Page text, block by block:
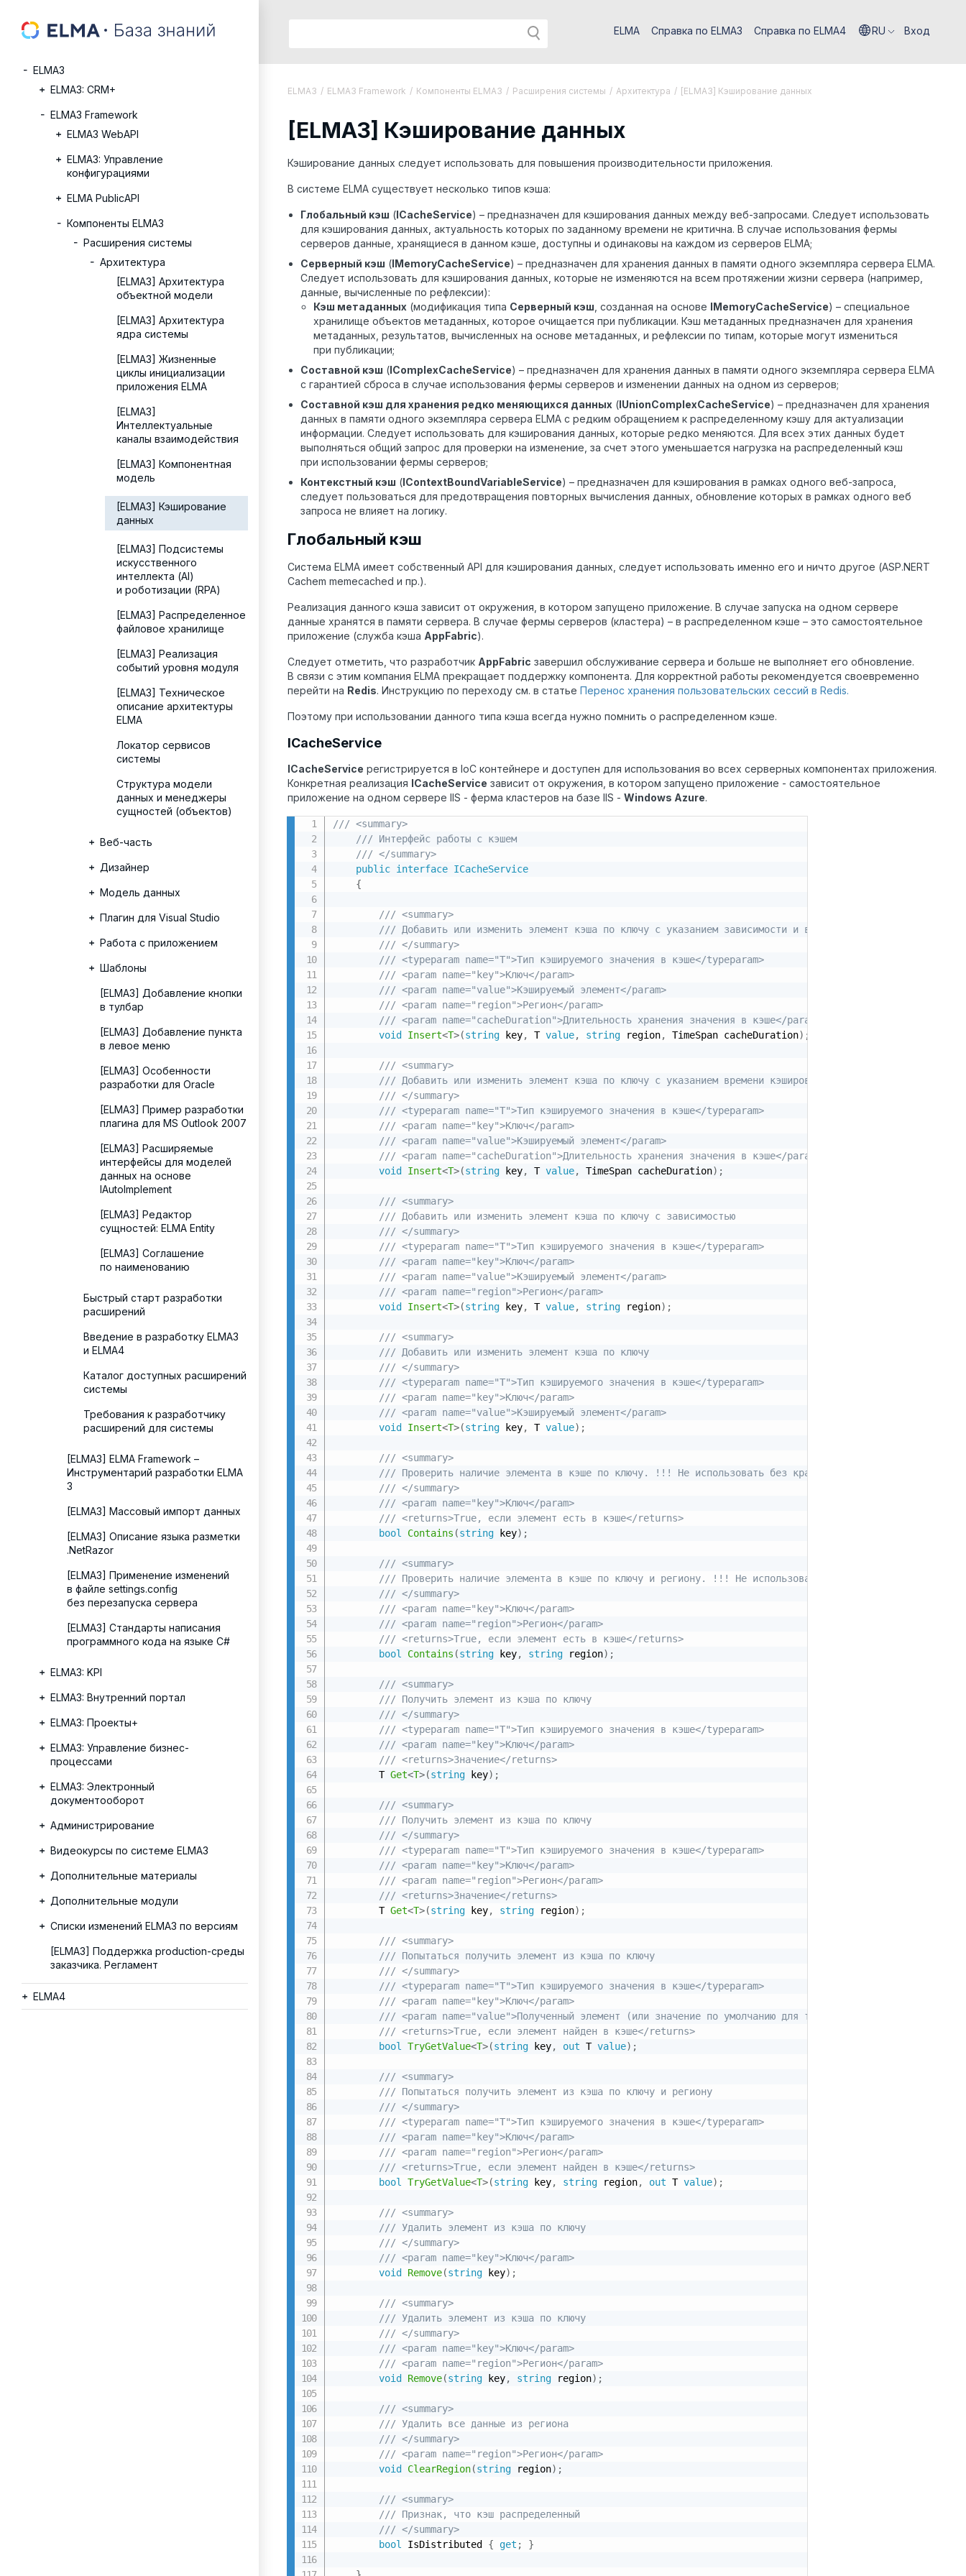
ELMA3
ELMA3: CRM+
ELMA3 Framework
ELMA3 WebAPI
ELMA3: Управление
конфигурациями
ELMA PublicAPI
Компоненты ELMA3
Расширения системы
Архитектура
[ELMA3] Архитектура
объектной модели
[ELMA3] Архитектура
ядра системы
[ELMA3] Жизненные
циклы инициализации
приложения ELMA
[ELMA3]
Интеллектуальные
каналы взаимодействия
[ELMA3] Компонентная
модель
[ELMA3] Кэширование
данных
[ELMA3] Подсистемы
искусственного
интеллекта (AI)
и роботизации (RPA)
[ELMA3] Распределенное
файловое хранилище
[ELMA3] Реализация
событий уровня модуля
[ELMA3] Техническое
описание архитектуры
ELMA
Локатор сервисов
системы
Структура модели
данных и менеджеры
сущностей (объектов)
Веб-часть
Дизайнер
Модель данных
Плагин для Visual Studio
Работа с приложением
Шаблоны
[ELMA3] Добавление кнопки
в тулбар
[ELMA3] Добавление пункта
в левое меню
[ELMA3] Особенности
разработки для Oracle
[ELMA3] Пример разработки
плагина для MS Outlook 2007
[ELMA3] Расширяемые
интерфейсы для моделей
данных на основе
IAutoImplement
[ELMA3] Редактор
сущностей: ELMA Entity
[ELMA3] Соглашение
по наименованию
Быстрый старт разработки
расширений
Введение в разработку ELMA3
и ELMA4
Каталог доступных расширений
системы
Требования к разработчику
расширений для системы
[ELMA3] ELMA Framework –
Инструментарий разработки ELMA
3
[ELMA3] Массовый импорт данных
[ELMA3] Описание языка разметки
.NetRazor
[ELMA3] Применение изменений
в файле settings.config
без перезапуска сервера
[ELMA3] Стандарты написания
программного кода на языке C#
ELMA3: KPI
ELMA3: Внутренний портал
ELMA3: Проекты+
ELMA3: Управление бизнес-
процессами
ELMA3: Электронный
документооборот
Администрирование
Видеокурсы по системе ELMA3
Дополнительные материалы
Дополнительные модули
Списки изменений ELMA3 по версиям
[ELMA3] Поддержка production-среды
заказчика. Регламент
ELMA4
ELMA Справка по ELMA3 Справка по ELMA4 RU Вход
ELMA3 / ELMA3 Framework / Компоненты ELMA3 / Расширения системы / Архитектура / [ELMA3] Кэширование данных
[ELMA3] Кэширование данных
Кэширование данных следует использовать для повышения производительности приложения.
В системе ELMA существует несколько типов кэша:
Глобальный кэш (ICacheService) – предназначен для кэширования данных между веб-запросами. Следует использовать
для кэширования данных, актуальность которых по заданному времени не критична. В случае использования фермы
серверов данные, хранящиеся в данном кэше, доступны и одинаковы на каждом из серверов ELMA;
Серверный кэш (IMemoryCacheService) – предназначен для хранения данных в памяти одного экземпляра сервера ELMA.
Следует использовать для кэширования данных, которые не изменяются на всем протяжении жизни сервера (например,
данные, вычисленные по рефлексии):
Кэш метаданных (модификация типа Серверный кэш , созданная на основе IMemoryCacheService) – специальное
хранилище объектов метаданных, которое очищается при публикации. Кэш метаданных предназначен для хранения
метаданных, результатов, вычисленных на основе метаданных, и рефлексии по типам, которые могут измениться
при публикации;
Составной кэш (IComplexCacheService) – предназначен для хранения данных в памяти одного экземпляра сервера ELMA
с гарантией сброса в случае использования фермы серверов и изменении данных на одном из серверов;
Составной кэш для хранения редко меняющихся данных (IUnionComplexCacheService) – предназначен для хранения
данных в памяти одного экземпляра сервера ELMA с редким обращением к распределенному кэшу для актуализации
информации. Следует использовать для кэширования данных, которые редко меняются. Для всех этих данных будет
выполняться общий запрос для проверки на изменение, за счет этого уменьшается нагрузка на распределенный кэш
при использовании фермы серверов;
Контекстный кэш (IContextBoundVariableService) – предназначен для кэширования в рамках одного веб-запроса,
следует пользоваться для предотвращения повторных вычисления данных, обновление которых в рамках одного веб
запроса не влияет на логику.
Глобальный кэш
Система ELMA имеет собственный API для кэширования данных, следует использовать именно его и ничто другое (ASP.NERT
Cachem memecached и пр.).
Реализация данного кэша зависит от окружения, в котором запущено приложение. В случае запуска на одном сервере
данные хранятся в памяти сервера. В случае фермы серверов (кластера) – в распределенном кэше – это самостоятельное
приложение (служба кэша AppFabric).
Следует отметить, что разработчик AppFabric завершил обслуживание сервера и больше не выполняет его обновление.
В связи с этим компания ELMA прекращает поддержку компонента. Для корректной работы рекомендуется своевременно
перейти на Redis. Инструкцию по переходу см. в статье Перенос хранения пользовательских сессий в Redis.
Поэтому при использовании данного типа кэша всегда нужно помнить о распределенном кэше.
ICacheService
ICacheService регистрируется в IoC контейнере и доступен для использования во всех серверных компонентах приложения.
Конкретная реализация ICacheService зависит от окружения, в котором запущено приложение - самостоятельное
приложение на одном сервере IIS - ферма кластеров на базе IIS - Windows Azure.
/// <summary>
/// Интерфейс работы с кэшем
/// </summary>
public interface ICacheService
{
/// <summary>
/// Добавить или изменить элемент кэша по ключу с указанием зависимости и времени кэширования
/// </summary>
/// <typeparam name="T">Тип кэшируемого значения в кэше</typeparam>
/// <param name="key">Ключ</param>
/// <param name="value">Кэшируемый элемент</param>
/// <param name="region">Регион</param>
/// <param name="cacheDuration">Длительность хранения значения в кэше</param>
void
Insert<T>(string key, T value, string region, TimeSpan cacheDuration) ;
/// <summary>
/// Добавить или изменить элемент кэша по ключу с указанием времени кэширования
/// </summary>
/// <typeparam name="T">Тип кэшируемого значения в кэше</typeparam>
/// <param name="key">Ключ</param>
/// <param name="value">Кэшируемый элемент</param>
/// <param name="cacheDuration">Длительность хранения значения в кэше</param>
void
Insert<T>(string key, T value, TimeSpan cacheDuration) ;
/// <summary>
/// Добавить или изменить элемент кэша по ключу c зависимостью
/// </summary>
/// <typeparam name="T">Тип кэшируемого значения в кэше</typeparam>
/// <param name="key">Ключ</param>
/// <param name="value">Кэшируемый элемент</param>
/// <param name="region">Регион</param>
void
Insert<T>(string key, T value, string region) ;
/// <summary>
/// Добавить или изменить элемент кэша по ключу
/// </summary>
/// <typeparam name="T">Тип кэшируемого значения в кэше</typeparam>
/// <param name="key">Ключ</param>
/// <param name="value">Кэшируемый элемент</param>
void
Insert<T>(string key, T value) ;
/// <summary>
/// Проверить наличие элемента в кэше по ключу. !!! Не использовать без крайней необходимости
/// </summary>
/// <param name="key">Ключ</param>
/// <returns>True, если элемент есть в кэше</returns>
bool
Contains (string key) ;
/// <summary>
/// Проверить наличие элемента в кэше по ключу и региону. !!! Не использовать без крайней
/// </summary>
/// <param name="key">Ключ</param>
/// <param name="region">Регион</param>
/// <returns>True, если элемент есть в кэше</returns>
bool
Contains (string key, string region) ;
/// <summary>
/// Получить элемент из кэша по ключу
/// </summary>
/// <typeparam name="T">Тип кэшируемого значения в кэше</typeparam>
/// <param name="key">Ключ</param>
/// <returns>Значение</returns>
        T
Get<T>(string key) ;
/// <summary>
/// Получить элемент из кэша по ключу
/// </summary>
/// <typeparam name="T">Тип кэшируемого значения в кэше</typeparam>
/// <param name="key">Ключ</param>
/// <param name="region">Регион</param>
/// <returns>Значение</returns>
        T
Get<T>(string key, string region) ;
/// <summary>
/// Попытаться получить элемент из кэша по ключу
/// </summary>
/// <typeparam name="T">Тип кэшируемого значения в кэше</typeparam>
/// <param name="key">Ключ</param>
/// <param name="value">Полученный элемент (или значение по умолчанию для типа <typeparamref
/// <returns>True, если элемент найден в кэше</returns>
bool TryGetValue<T>(string key, out T value) ;
/// <summary>
/// Попытаться получить элемент из кэша по ключу и региону
/// </summary>
/// <typeparam name="T">Тип кэшируемого значения в кэше</typeparam>
/// <param name="key">Ключ</param>
/// <param name="region">Регион</param>
/// <returns>True, если элемент найден в кэше</returns>
bool TryGetValue<T>(string key, string region, out T value) ;
/// <summary>
/// Удалить элемент из кэша по ключу
/// </summary>
/// <param name="key">Ключ</param>
void
Remove(string key) ;
/// <summary>
/// Удалить элемент из кэша по ключу
/// </summary>
/// <param name="key">Ключ</param>
/// <param name="region">Регион</param>
void
Remove(string key, string region) ;
/// <summary>
/// Удалить все данные из региона
/// </summary>
/// <param name="region">Регион</param>
void
ClearRegion(string region) ;
/// <summary>
/// Признак, что кэш распределенный
/// </summary>
bool IsDistributed { get ; }